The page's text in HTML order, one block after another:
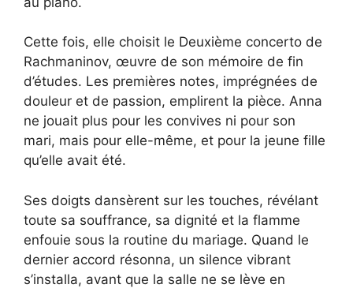
Cette fois, elle choisit le Deuxième concerto de
Rachmaninov, œuvre de son mémoire de fin
d’études. Les premières notes, imprégnées de
douleur et de passion, emplirent la pièce. Anna
ne jouait plus pour les convives ni pour son
mari, mais pour elle-même, et pour la jeune fille
qu’elle avait été.
Ses doigts dansèrent sur les touches, révélant
toute sa souffrance, sa dignité et la flamme
enfouie sous la routine du mariage. Quand le
dernier accord résonna, un silence vibrant
s’installa, avant que la salle ne se lève en